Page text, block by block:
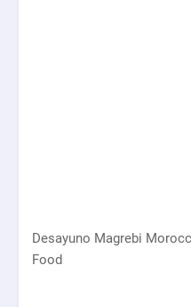
Desayuno Magrebi
Food